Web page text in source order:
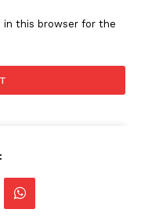
in this browser for the